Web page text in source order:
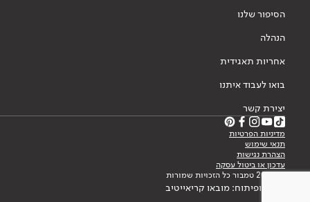
הסיפור שלנו
הנהלה
אחריות תאגידית
בואו לעבוד איתנו
יצירת קשר
מדיניות הפרטיות
תנאי שימוש
הצהרת נגישות
עדכון או ביטול עסקה
© 2026 טמבור כל הזכויות שמורות
עיצוב ופיתוח: מובאו קריאייטיב